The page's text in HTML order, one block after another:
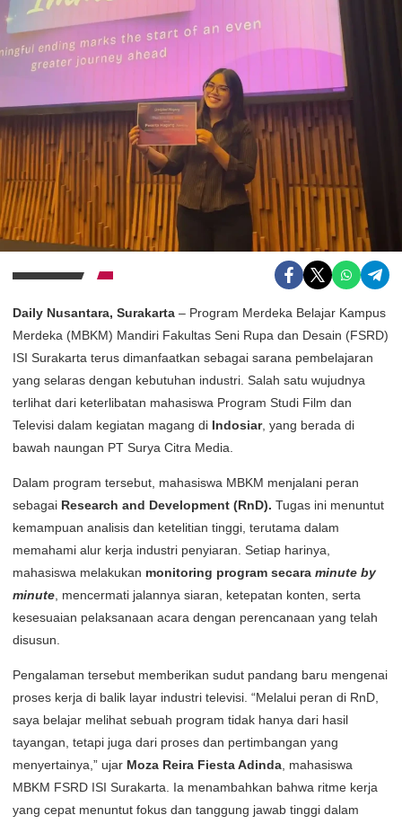
Daily Nusantara, Surakarta – Program Merdeka Belajar Kampus
Merdeka (MBKM) Mandiri Fakultas Seni Rupa dan Desain (FSRD)
ISI Surakarta terus dimanfaatkan sebagai sarana pembelajaran
yang selaras dengan kebutuhan industri. Salah satu wujudnya
terlihat dari keterlibatan mahasiswa Program Studi Film dan
Televisi dalam kegiatan magang di Indosiar, yang berada di
bawah naungan PT Surya Citra Media.
Dalam program tersebut, mahasiswa MBKM menjalani peran
sebagai Research and Development (RnD). Tugas ini menuntut
kemampuan analisis dan ketelitian tinggi, terutama dalam
memahami alur kerja industri penyiaran. Setiap harinya,
mahasiswa melakukan monitoring program secara minute by
minute , mencermati jalannya siaran, ketepatan konten, serta
kesesuaian pelaksanaan acara dengan perencanaan yang telah
disusun.
Pengalaman tersebut memberikan sudut pandang baru mengenai
proses kerja di balik layar industri televisi. “Melalui peran di RnD,
saya belajar melihat sebuah program tidak hanya dari hasil
tayangan, tetapi juga dari proses dan pertimbangan yang
menyertainya,” ujar Moza Reira Fiesta Adinda , mahasiswa
MBKM FSRD ISI Surakarta. Ia menambahkan bahwa ritme kerja
yang cepat menuntut fokus dan tanggung jawab tinggi dalam